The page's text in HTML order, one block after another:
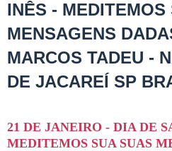
INÊS - MEDITEMOS
MENSAGENS
MARCOS TADEU -
DE JACAREÍ SP
21 DE JANEIRO - DIA DE
MEDITEMOS SUA SUAS